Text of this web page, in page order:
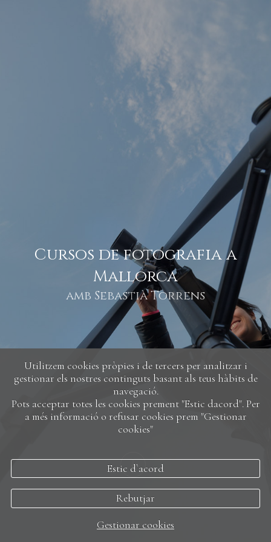
amb Sebastià Torrens
Cursos de fotografia a
Mallorca
amb Sebastià Torrens
política de cookies
Utilitzem cookies pròpies i de tercers per analitzar i
gestionar els nostres continguts basant als teus hàbits de
navegació.
Pots acceptar totes les cookies prement "Estic dacord". Per
a més informació o refusar cookies prem "Gestionar
cookies"
Estic d`acord
Rebutjar
Gestionar cookies